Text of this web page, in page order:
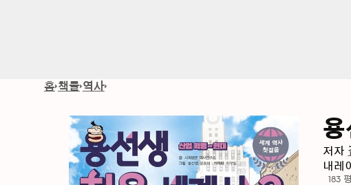
홈 책들 역사
용
저자
내레
183